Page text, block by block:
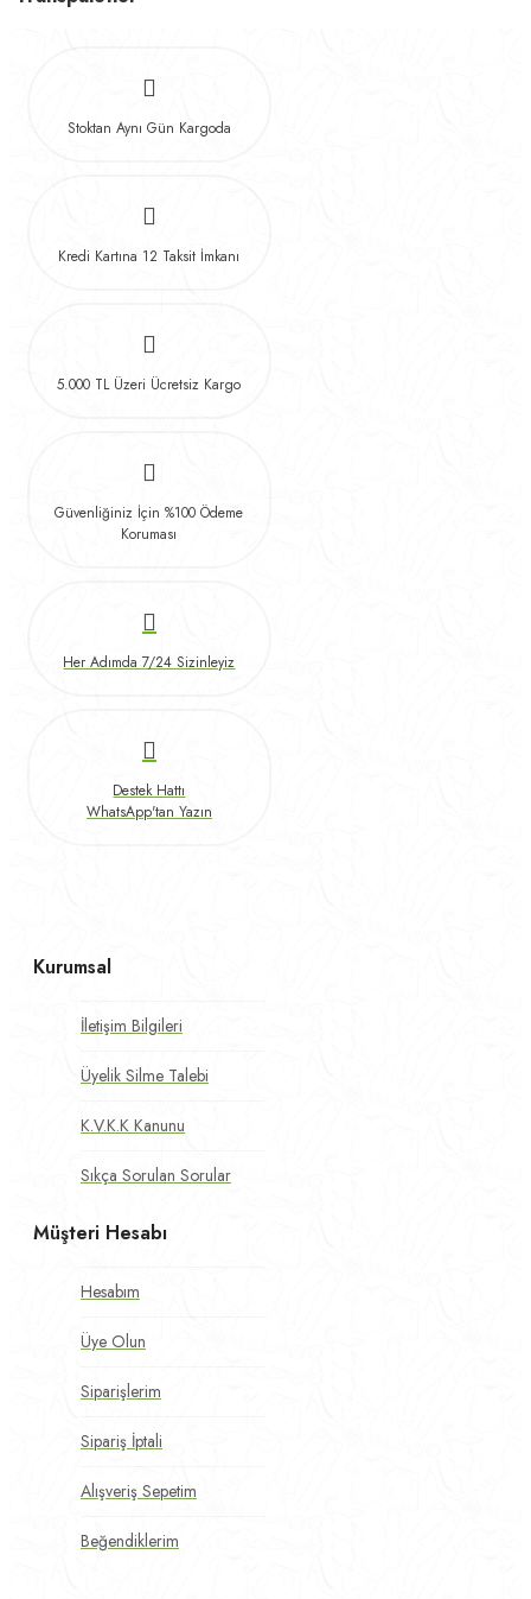
Stoktan Aynı Gün Kargoda
Kredi Kartına 12 Taksit İmkanı
5.000 TL Üzeri Ücretsiz Kargo
Güvenliğiniz İçin %100 Ödeme
Koruması
Her Adımda 7/24 Sizinleyiz
Destek Hattı
WhatsApp'tan Yazın
Kurumsal
İletişim Bilgileri
Üyelik Silme Talebi
K.V.K.K Kanunu
Sıkça Sorulan Sorular
Müşteri Hesabı
Hesabım
Üye Olun
Siparişlerim
Sipariş İptali
Alışveriş Sepetim
Beğendiklerim